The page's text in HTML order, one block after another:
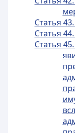
Статья
Статья
Статья